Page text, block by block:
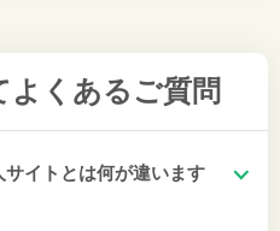
よくあるご質問
イトとは何が違います